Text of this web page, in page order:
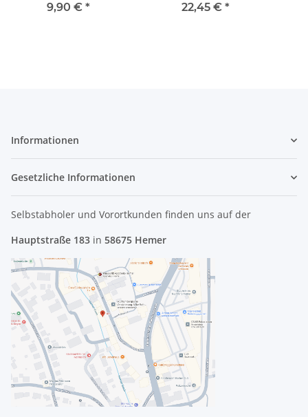
RAM Memory DDR3
9,90 € *
Board incl Kabel 1P-
22,45 € *
Informationen
Gesetzliche Informationen
Selbstabholer und Vorortkunden finden uns auf der
Hauptstraße 183 in 58675 Hemer